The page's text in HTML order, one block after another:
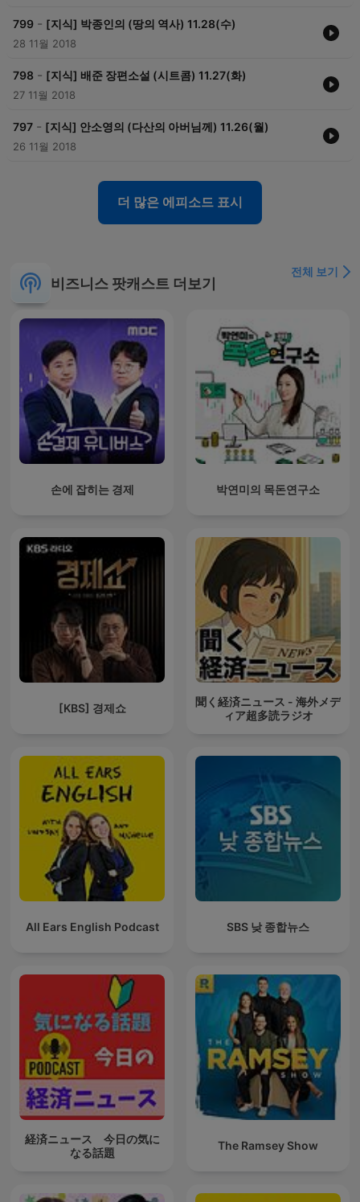
799 - [지식] 박종인의 (땅의 역사) 11.28(수)
28 11월 2018
798 - [지식] 배준 장편소설 (시트콤) 11.27(화)
27 11월 2018
797 - [지식] 안소영의 (다산의 아버님께) 11.26(월)
26 11월 2018
더 많은 에피소드 표시
비즈니스 팟캐스트 더보기
전체 보기
손에 잡히는 경제 박연미의 목돈연구소
[KBS] 경제쇼
聞く経済ニュース - 海外メデ
ィア超多読ラジオ
All Ears English Podcast SBS 낮 종합뉴스
経済ニュース 今日の気に
なる話題
The Ramsey Show